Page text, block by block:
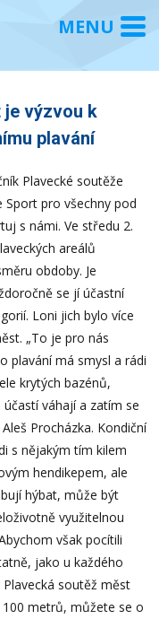
je výzvou k
plavání
Plavecké soutěže
pro všechny pod
s námi. Ve středu 2.
areálů
obdoby. Je
se jí účastní
Loni jich bylo více
„To je pro nás
plavání má smysl a rádi
krytých bazénů,
váhají a zatím se
Procházka. Kondiční
s nějakým tím kilem
hendikepem, ale
hýbat, může být
využitelnou
však pocítili
jako u každého
soutěž měst
metrů, můžete se o